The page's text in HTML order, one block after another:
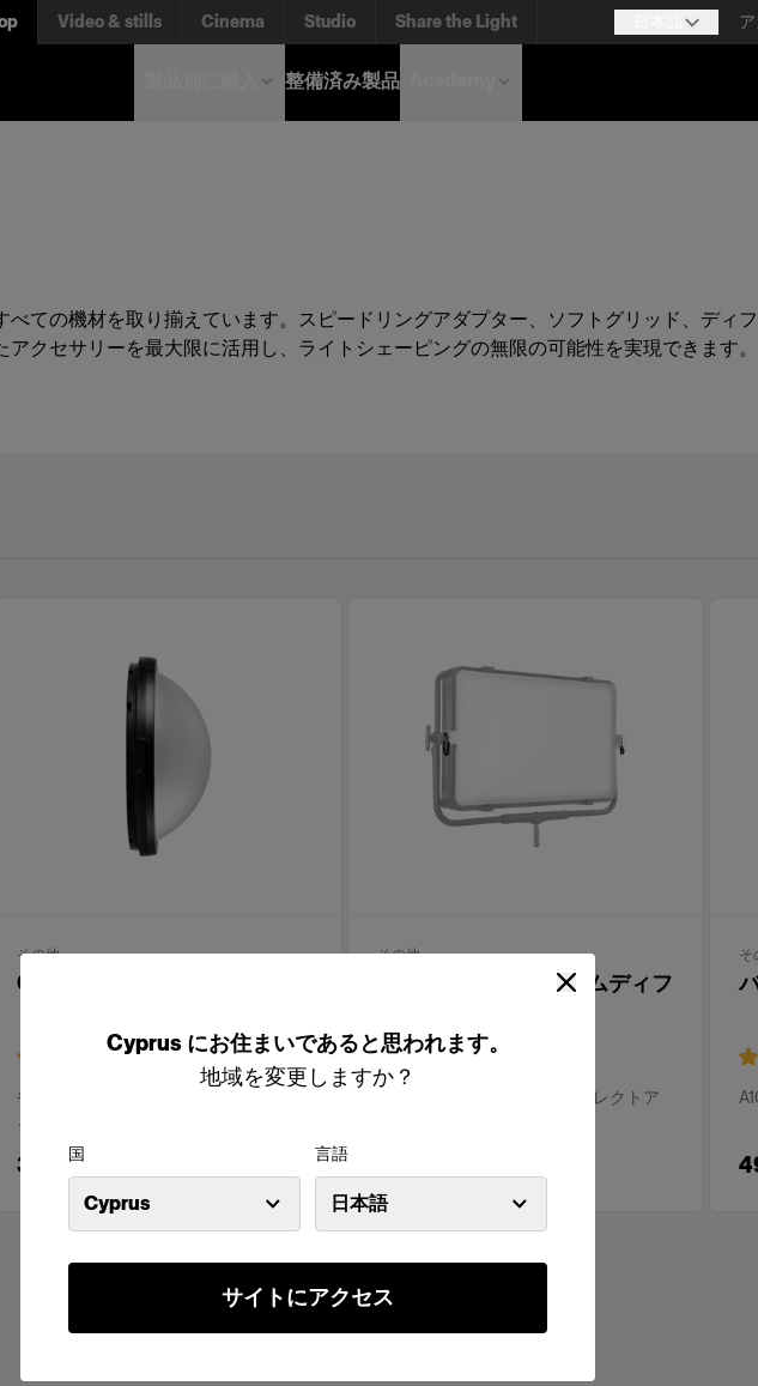
Cyprus にお住まいであると思われます。
地域を変更しますか？
国
Cyprus
言語
日本語
サイトにアクセス
Video & stills Cinema Studio Share the Light
整備済み製品
ての機材を取り揃えています。スピードリングアダプター、ソフトグリッド、ディ
クセサリーを最大限に活用し、ライトシェーピングの無限の可能性を実現できます。
その他
Clic ドーム
(1)
やわらかくメリハリのある拡散光を作
る
39,00 €
その他
ProPanel 3x2 用ドームディフ
Profoto ProPanel 3x2 用ダイレクトア
そ